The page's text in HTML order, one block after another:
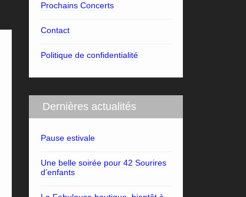
Prochains Concerts
Contact
Politique de confidentialité
Dernières actualités
Pause estivale
Une belle soirée pour 42 Sourires
d’enfants